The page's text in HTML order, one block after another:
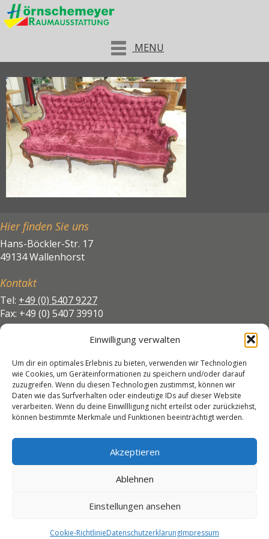
Einwilligung verwalten
Um dir ein optimales Erlebnis zu bieten, verwenden wir Technologien
wie Cookies, um Geräteinformationen zu speichern und/oder darauf
zuzugreifen. Wenn du diesen Technologien zustimmst, können wir
Daten wie das Surfverhalten oder eindeutige IDs auf dieser Website
verarbeiten. Wenn du deine Einwillligung nicht erteilst oder zurückziehst,
können bestimmte Merkmale und Funktionen beeinträchtigt werden.
Akzeptieren
Ablehnen
Einstellungen ansehen
Cookie-RichtlinieDatenschutzerklärungImpressum
MENU
Hier finden Sie uns
Hans-Böckler-Str. 17
49134 Wallenhorst
Kontakt
Tel: +49 (0) 5407 9227
Fax: +49 (0) 5407 39910
info@hoernschemeyer-wallenhorst.de
Öffnungszeiten
Montag bis Freitag
08:30 bis 12:30 Uhr &
14:30 bis 18:00 Uhr
Samstag
09:00 bis 12:30 Uhr
Termine nach Vereinbarung
Cookie-Richtlinie (EU)